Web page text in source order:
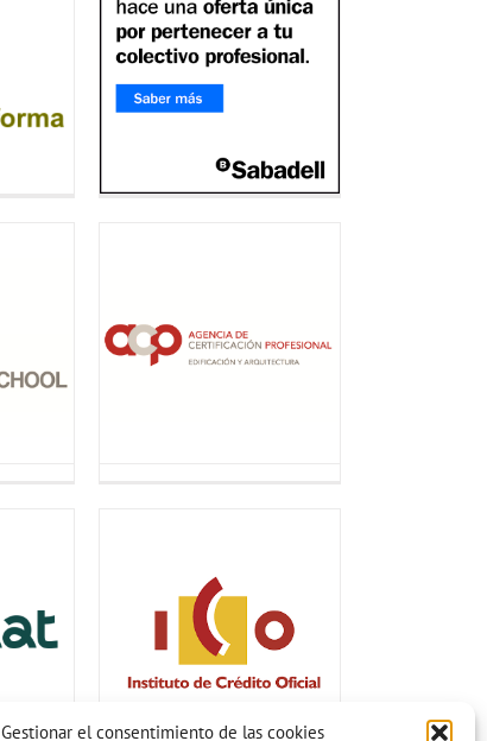
Gestionar el consentimiento de las cookies